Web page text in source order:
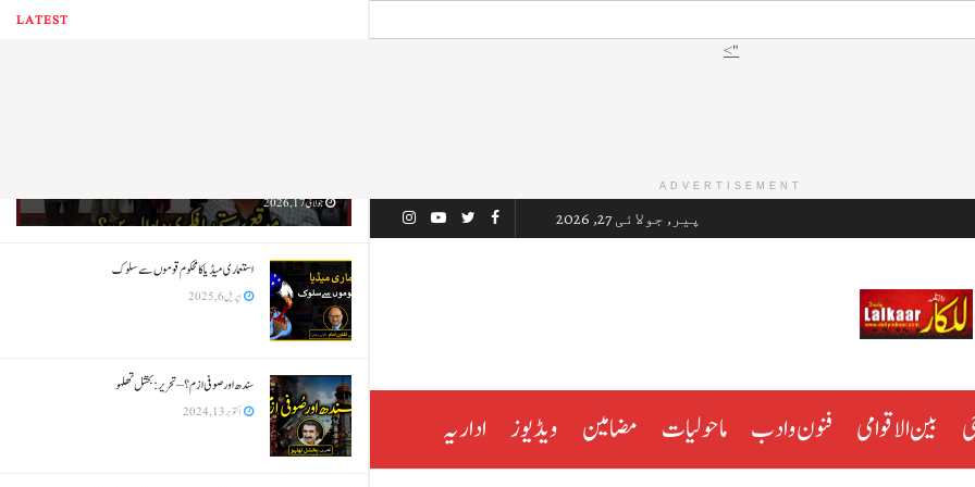
LATEST
جولائی 17, 2026
استعماری میڈیا کا محکوم قوموں سے سلوک
اپریل 6, 2025
سندھ اور صوفی ازم ؟ – تحریر: بخشل تھلہو
اکتوبر 13, 2024
">
ADVERTISEMENT
پیر, جولائی 27, 2026
بین الاقوامی فنون و ادب ماحولیات مضامین ویڈیوز اداریہ